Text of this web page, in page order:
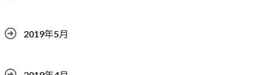
2019年5月